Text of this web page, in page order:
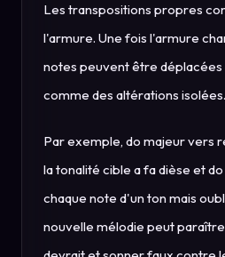
Les transpositions propres
l'armure. Une fois l'armure
notes peuvent être
comme des altérations isolées.
Par exemple, do majeur vers
la tonalité cible a fa dièse et
chaque note d'un ton mais
nouvelle mélodie peut